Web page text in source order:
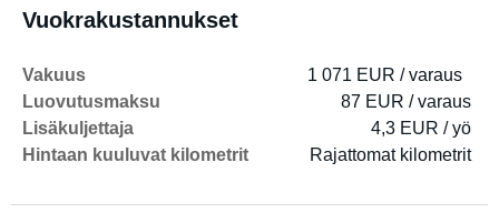
Vuokrakustannukset
Vakuus
1 071 EUR / varaus
Luovutusmaksu
87 EUR / varaus
Lisäkuljettaja
4,3 EUR / yö
Hintaan kuuluvat kilometrit
Rajattomat kilometrit